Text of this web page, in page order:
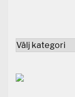
Kategorier